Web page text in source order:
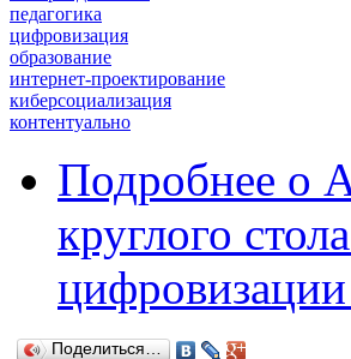
педагогика
цифровизация
образование
интернет-проектирование
киберсоциализация
контентуально
Подробнее о
круглого
Поделиться…